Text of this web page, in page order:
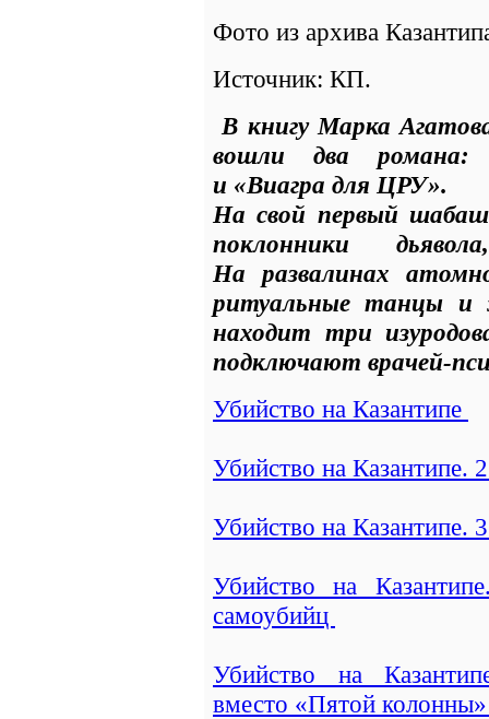
Фото из архива
Источник: КП.
В книгу Марка
вошли два романа:
и «Виагра для ЦРУ».
На свой первый
поклонники
На развалинах
ритуальные танцы и
находит три
подключают врачей-
Убийство на Казантипе
Убийство на Казантипе.
Убийство на
Убийство на
самоубийц
Убийство на
вместо «Пятой